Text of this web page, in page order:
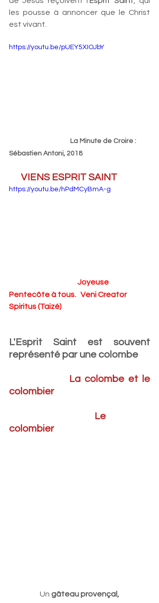
les pousse à annoncer que le Christ
est vivant.
https://youtu.be/pUEY5XIOJbY
La Minute de Croire :
Sébastien Antoni, 2018
VIENS ESPRIT SAINT
https://youtu.be/hPdMCyBmA-g
Joyeuse
Pentecôte à tous.   Veni Creator
Spiritus (Taizé)
L'Esprit Saint est souvent
représenté par une colombe
colombier
Le
colombier
Un gâteau provençal,